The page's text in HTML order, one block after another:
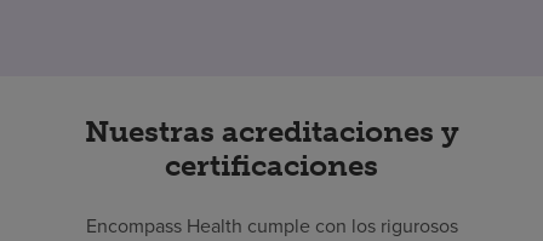
Nuestras acreditaciones y
certificaciones
Encompass Health cumple con los rigurosos